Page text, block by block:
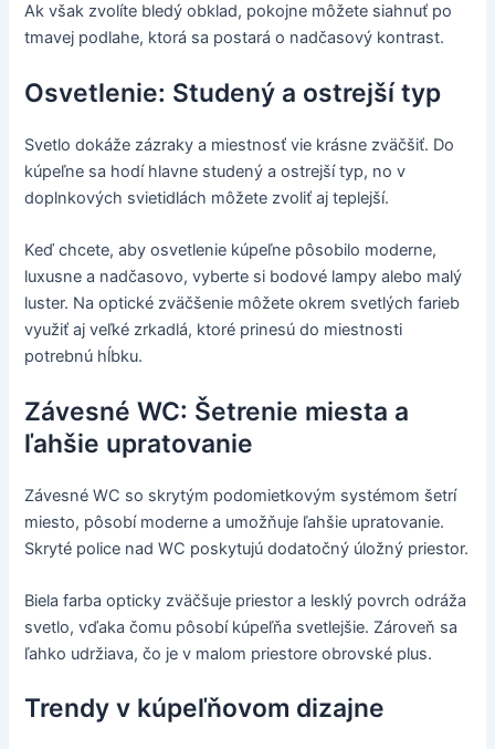
Ak však zvolíte bledý obklad, pokojne môžete siahnuť po
tmavej podlahe, ktorá sa postará o nadčasový kontrast.
Osvetlenie: Studený a ostrejší typ
Svetlo dokáže zázraky a miestnosť vie krásne zväčšiť. Do
kúpeľne sa hodí hlavne studený a ostrejší typ, no v
doplnkových svietidlách môžete zvoliť aj teplejší.
Keď chcete, aby osvetlenie kúpeľne pôsobilo moderne,
luxusne a nadčasovo, vyberte si bodové lampy alebo malý
luster. Na optické zväčšenie môžete okrem svetlých farieb
využiť aj veľké zrkadlá, ktoré prinesú do miestnosti
potrebnú hĺbku.
Závesné WC: Šetrenie miesta a
ľahšie upratovanie
Závesné WC so skrytým podomietkovým systémom šetrí
miesto, pôsobí moderne a umožňuje ľahšie upratovanie.
Skryté police nad WC poskytujú dodatočný úložný priestor.
Biela farba opticky zväčšuje priestor a lesklý povrch odráža
svetlo, vďaka čomu pôsobí kúpeľňa svetlejšie. Zároveň sa
ľahko udržiava, čo je v malom priestore obrovské plus.
Trendy v kúpeľňovom dizajne